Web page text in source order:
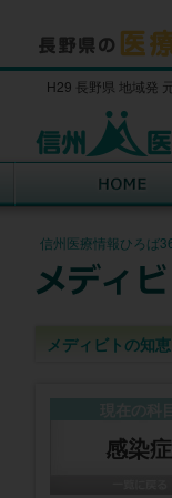
H29 長野県 地域発
信州医療情報ひろば
メディビトの知恵
感染症